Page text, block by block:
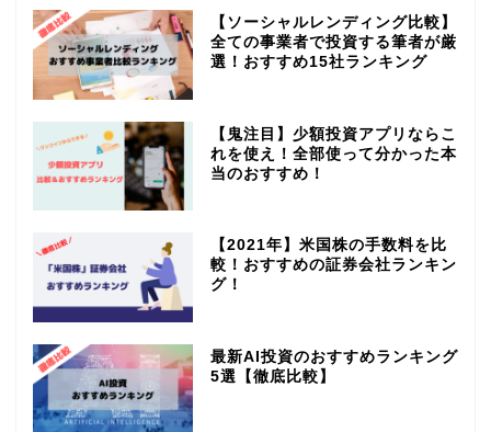
【ソーシャルレンディング比較】
全ての事業者で投資する筆者が厳
選！おすすめ15社ランキング
【鬼注目】少額投資アプリならこ
れを使え！全部使って分かった本
当のおすすめ！
【2021年】米国株の手数料を比
較！おすすめの証券会社ランキン
グ！
最新AI投資のおすすめランキング
5選【徹底比較】